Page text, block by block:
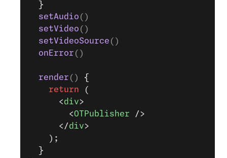
  }
  setAudio
()
  setVideo
()
  setVideoSource
()
  onError
()
  render
() {
    return
(
      <
div>
        <
OTPublisher />
      </
div>
    );
  }